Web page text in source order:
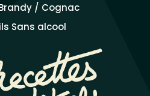
/ Cognac
Sans alcool